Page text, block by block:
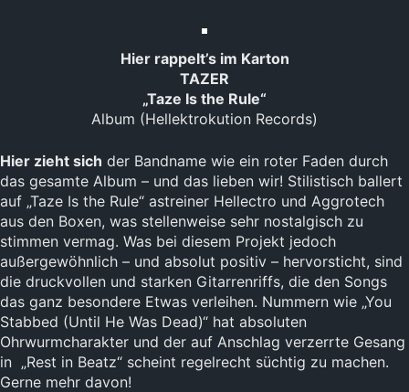
Hier rappelt’s im Karton
TAZER
„Taze Is the Rule“
Album (Hellektrokution Records)
Hier zieht sich der Bandname wie ein roter Faden durch
das gesamte Album – und das lieben wir! Stilistisch ballert
auf „Taze Is the Rule“ astreiner Hellectro und Aggrotech
aus den Boxen, was stellenweise sehr nostalgisch zu
stimmen vermag. Was bei diesem Projekt jedoch
außergewöhnlich – und absolut positiv – hervorsticht, sind
die druckvollen und starken Gitarrenriffs, die den Songs
das ganz besondere Etwas verleihen. Nummern wie „You
Stabbed (Until He Was Dead)“ hat absoluten
Ohrwurmcharakter und der auf Anschlag verzerrte Gesang
in „Rest in Beatz“ scheint regelrecht süchtig zu machen.
Gerne mehr davon!